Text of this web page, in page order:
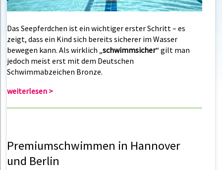
Das Seepferdchen ist ein wichtiger erster Schritt – es
zeigt, dass ein Kind sich bereits sicherer im Wasser
bewegen kann. Als wirklich „ schwimmsicher“ gilt man
jedoch meist erst mit dem Deutschen
Schwimmabzeichen Bronze.
weiterlesen >
Premiumschwimmen in Hannover
und Berlin